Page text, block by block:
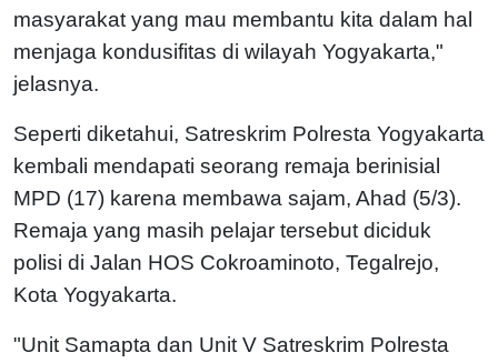
masyarakat yang mau membantu kita dalam hal
menjaga kondusifitas di wilayah Yogyakarta,"
jelasnya.
Seperti diketahui, Satreskrim Polresta Yogyakarta
kembali mendapati seorang remaja berinisial
MPD (17) karena membawa sajam, Ahad (5/3).
Remaja yang masih pelajar tersebut diciduk
polisi di Jalan HOS Cokroaminoto, Tegalrejo,
Kota Yogyakarta.
"Unit Samapta dan Unit V Satreskrim Polresta